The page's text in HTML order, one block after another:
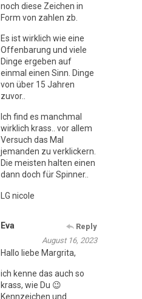
noch diese Zeichen in
Form von zahlen zb.
Es ist wirklich wie eine
Offenbarung und viele
Dinge ergeben auf
einmal einen Sinn. Dinge
von über 15 Jahren
zuvor..
Ich find es manchmal
wirklich krass.. vor allem
Versuch das Mal
jemanden zu verklickern.
Die meisten halten einen
dann doch für Spinner..
LG nicole
Eva
Reply
August 16, 2023
Hallo liebe Margrita,
ich kenne das auch so
krass, wie Du 😉
Kennzeichen und